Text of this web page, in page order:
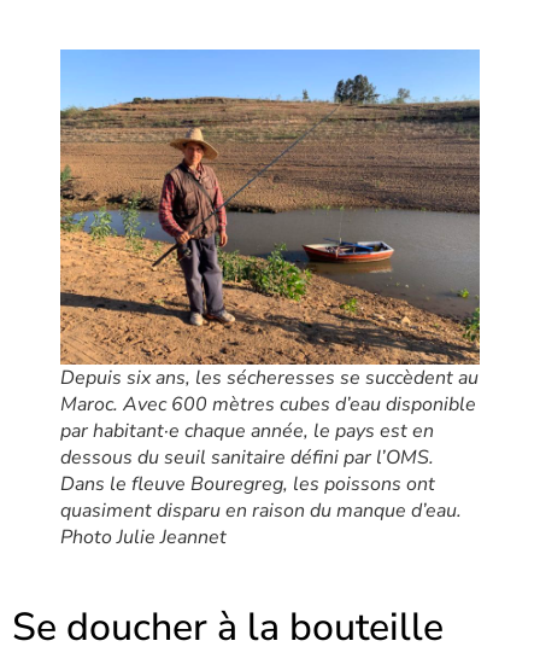
Depuis six ans, les sécheresses se succèdent au
Maroc. Avec 600 mètres cubes d’eau disponible
par habitant·e chaque année, le pays est en
dessous du seuil sanitaire défini par l’OMS.
Dans le fleuve Bouregreg, les poissons ont
quasiment disparu en raison du manque d’eau.
Photo Julie Jeannet
Se doucher à la bouteille